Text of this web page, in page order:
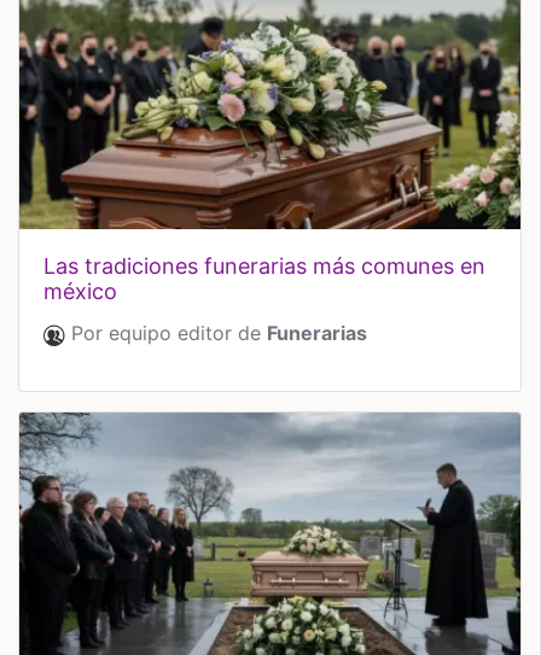
las tradiciones funerarias más comunes en
méxico
Por equipo editor de Funerarias